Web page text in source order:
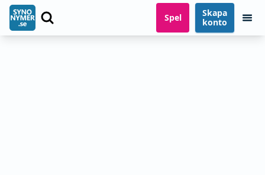
Spel
Skapa
konto